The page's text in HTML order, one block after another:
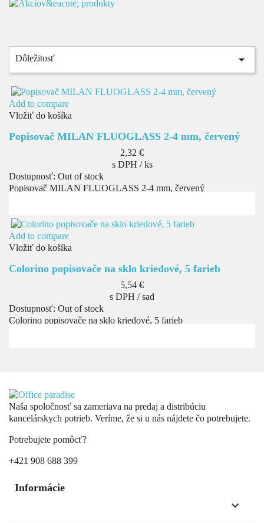
Dôležitosť 
Add to compare
Vložiť do košíka
Popisovač MILAN FLUOGLASS 2-4 mm, červený
Cena
2,32 €
s DPH / ks
Dostupnosť: Out of stock
Popisovač MILAN FLUOGLASS 2-4 mm, červený
Add to compare
Vložiť do košíka
Colorino popisovače na sklo kriedové, 5 farieb
Cena
5,54 €
s DPH / sad
Dostupnosť: Out of stock
Colorino popisovače na sklo kriedové, 5 farieb
Naša spoločnosť sa zameriava na predaj a distribúciu
kancelárskych potrieb. Veríme, že si u nás nájdete čo potrebujete.
Potrebujete pomôcť?
+421 908 688 399
Informácie
keyboard_arrow_down